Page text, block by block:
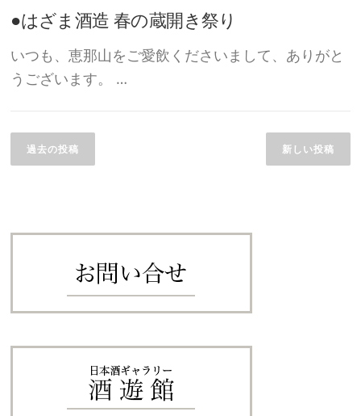
●はざま酒造 春の蔵開き祭り
いつも、恵那山をご愛飲くださいまして、ありがと
うございます。 …
稿
ナ
過去の投稿 新しい投稿